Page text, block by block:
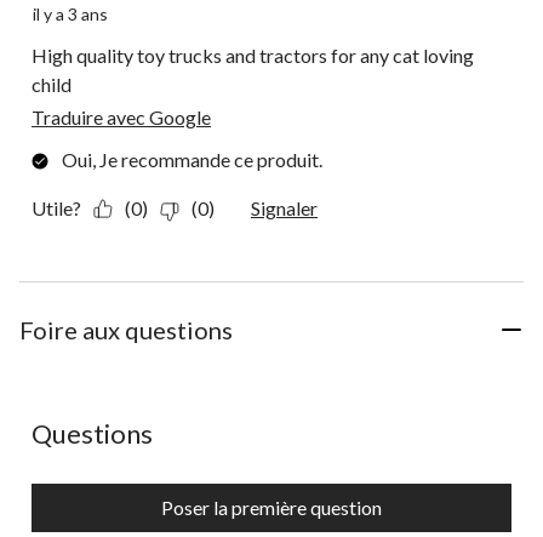
il y a 3 ans
High quality toy trucks and tractors for any cat loving
child
Traduire avec Google
Oui, Je recommande ce produit.
Utile? (0) (0) Signaler
Foire aux questions
Aucune question n'a été posée sur ce produit.
Questions
Poser la première question